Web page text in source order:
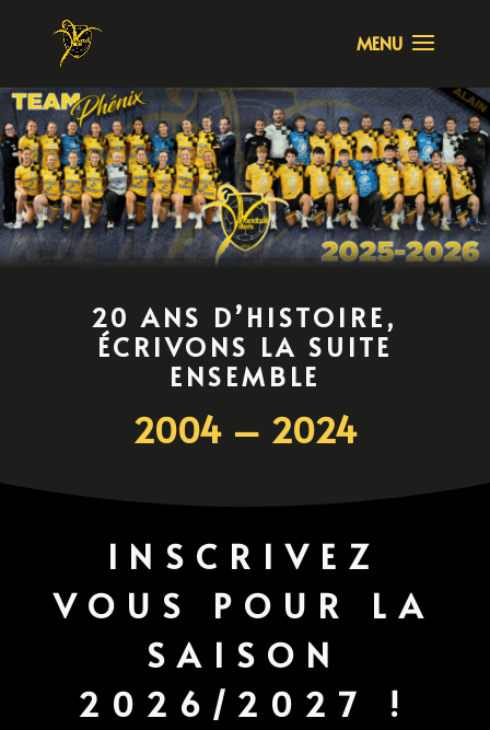
20 ANS D’HISTOIRE,
ÉCRIVONS LA SUITE
ENSEMBLE
2004 – 2024
INSCRIVEZ
VOUS POUR LA
SAISON
2026/2027 !